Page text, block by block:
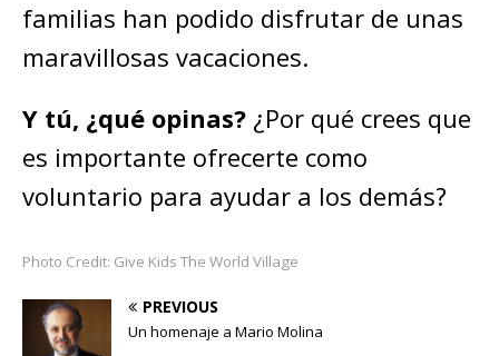
familias han podido disfrutar de unas
maravillosas vacaciones.
Y tú, ¿qué opinas? ¿Por qué crees que
es importante ofrecerte como
voluntario para ayudar a los demás?
Photo Credit: Give Kids The World Village
PREVIOUS
Un homenaje a Mario Molina